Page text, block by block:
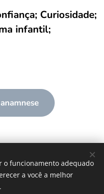
Curiosidade;
infantil;
- Todos os direitos
o funcionamento adequado
a você a melhor